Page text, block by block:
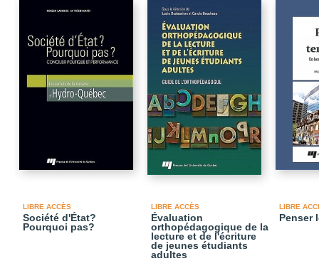
LIBRE ACCÈS
Société d'État?
Pourquoi pas?
LIBRE ACCÈS
Évaluation
orthopédagogique de la
lecture et de l'écriture
de jeunes étudiants
adultes
LIBRE
Penser